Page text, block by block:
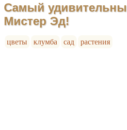
Самый
Мистер Эд!
цветы клумба сад растения